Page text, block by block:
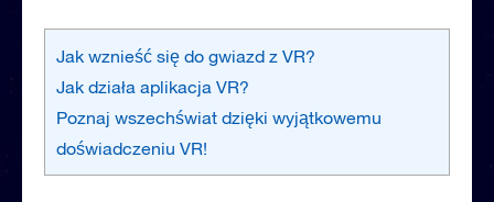
Jak wznieść się do gwiazd z VR?
Jak działa aplikacja VR?
Poznaj wszechświat dzięki wyjątkowemu
doświadczeniu VR!